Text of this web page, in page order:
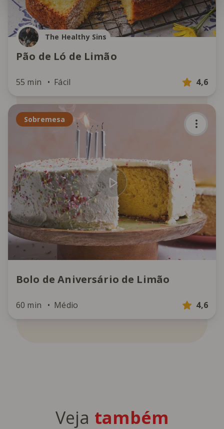
The Healthy Sins
Pão de Ló de Limão
55 min Fácil 4,6
Sobremesa
Bolo de Aniversário de Limão
60 min Médio 4,6
Veja também